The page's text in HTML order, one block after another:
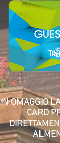
IN OMAGGIO
CARD